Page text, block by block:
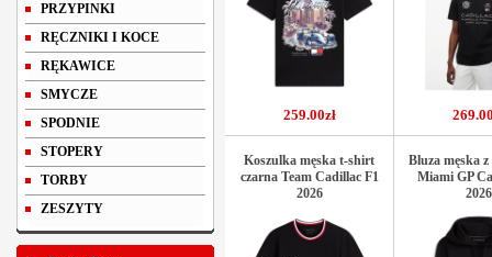
PRZYPINKI
RĘCZNIKI I KOCE
RĘKAWICE
SMYCZE
SPODNIE
STOPERY
TORBY
ZESZYTY
259.00zł
Koszulka męska t-shirt
czarna Team Cadillac F1
2026
Bluza męska
Miami GP
2026